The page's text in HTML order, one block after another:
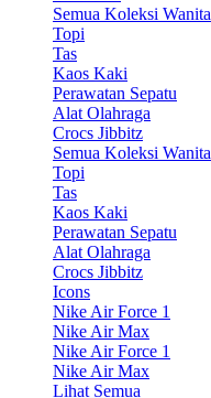
Semua Koleksi Wanita
Topi
Tas
Kaos Kaki
Perawatan Sepatu
Alat Olahraga
Crocs Jibbitz
Semua Koleksi Wanita
Topi
Tas
Kaos Kaki
Perawatan Sepatu
Alat Olahraga
Crocs Jibbitz
Icons
Nike Air Force 1
Nike Air Max
Nike Air Force 1
Nike Air Max
Lihat Semua